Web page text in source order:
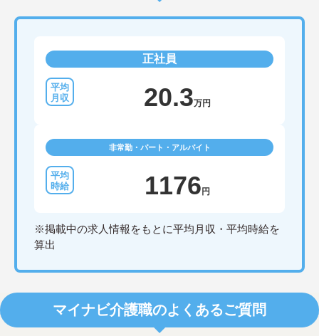
正社員
20.3万円
非常勤・パート・アルバイト
1176円
※掲載中の求人情報をもとに平均月収・平均時給を
算出
マイナビ介護職のよくあるご質問